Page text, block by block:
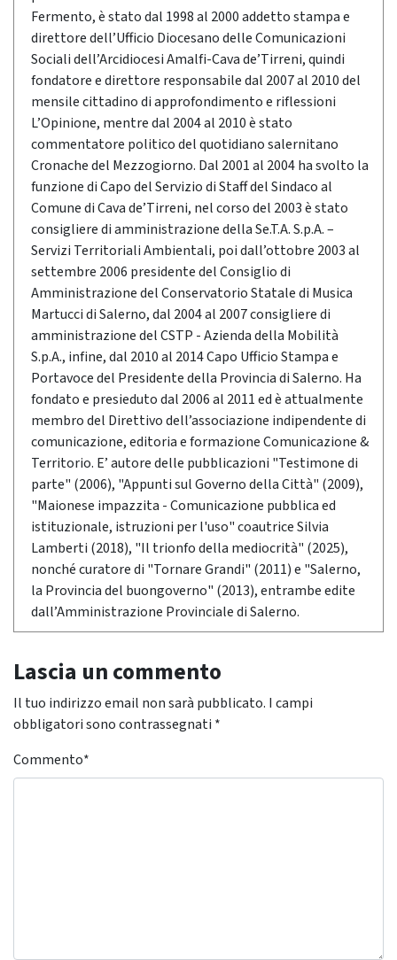
Fermento, è stato dal 1998 al 2000 addetto stampa e
direttore dell’Ufficio Diocesano delle Comunicazioni
Sociali dell’Arcidiocesi Amalfi-Cava de’Tirreni, quindi
fondatore e direttore responsabile dal 2007 al 2010 del
mensile cittadino di approfondimento e riflessioni
L’Opinione, mentre dal 2004 al 2010 è stato
commentatore politico del quotidiano salernitano
Cronache del Mezzogiorno. Dal 2001 al 2004 ha svolto la
funzione di Capo del Servizio di Staff del Sindaco al
Comune di Cava de’Tirreni, nel corso del 2003 è stato
consigliere di amministrazione della Se.T.A. S.p.A. –
Servizi Territoriali Ambientali, poi dall’ottobre 2003 al
settembre 2006 presidente del Consiglio di
Amministrazione del Conservatorio Statale di Musica
Martucci di Salerno, dal 2004 al 2007 consigliere di
amministrazione del CSTP - Azienda della Mobilità
S.p.A., infine, dal 2010 al 2014 Capo Ufficio Stampa e
Portavoce del Presidente della Provincia di Salerno. Ha
fondato e presieduto dal 2006 al 2011 ed è attualmente
membro del Direttivo dell’associazione indipendente di
comunicazione, editoria e formazione Comunicazione &
Territorio. E’ autore delle pubblicazioni "Testimone di
parte" (2006), "Appunti sul Governo della Città" (2009),
"Maionese impazzita - Comunicazione pubblica ed
istituzionale, istruzioni per l'uso" coautrice Silvia
Lamberti (2018), "Il trionfo della mediocrità" (2025),
nonché curatore di "Tornare Grandi" (2011) e "Salerno,
la Provincia del buongoverno" (2013), entrambe edite
dall’Amministrazione Provinciale di Salerno.
Lascia un commento
Il tuo indirizzo email non sarà pubblicato. I campi
obbligatori sono contrassegnati *
Commento*